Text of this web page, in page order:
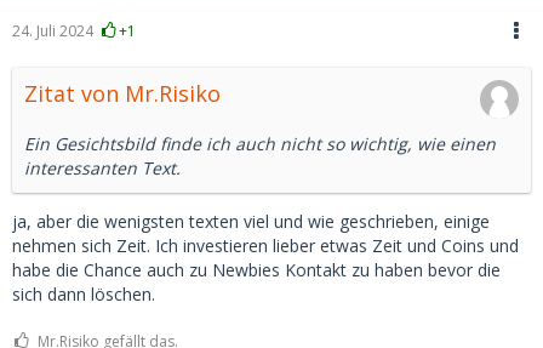
24. Juli 2024 +1
Zitat von Mr.Risiko
Ein Gesichtsbild finde ich auch nicht so wichtig, wie einen
interessanten Text.
ja, aber die wenigsten texten viel und wie geschrieben, einige
nehmen sich Zeit. Ich investieren lieber etwas Zeit und Coins und
habe die Chance auch zu Newbies Kontakt zu haben bevor die
sich dann löschen.
Mr.Risiko gefällt das.